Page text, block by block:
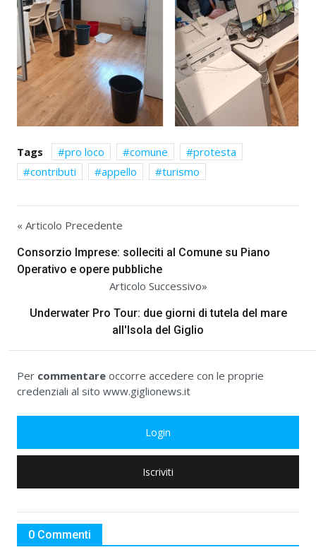
Tags pro loco comune
protesta
contributi
appello turismo
« Articolo Precedente
Consorzio Imprese: solleciti al Comune su Piano
Operativo e opere pubbliche
Articolo Successivo»
Underwater Pro Tour: due giorni di tutela del mare
all'Isola del Giglio
Per commentare occorre accedere con le proprie
credenziali al sito www.giglionews.it
Login
Iscriviti
0 Commenti